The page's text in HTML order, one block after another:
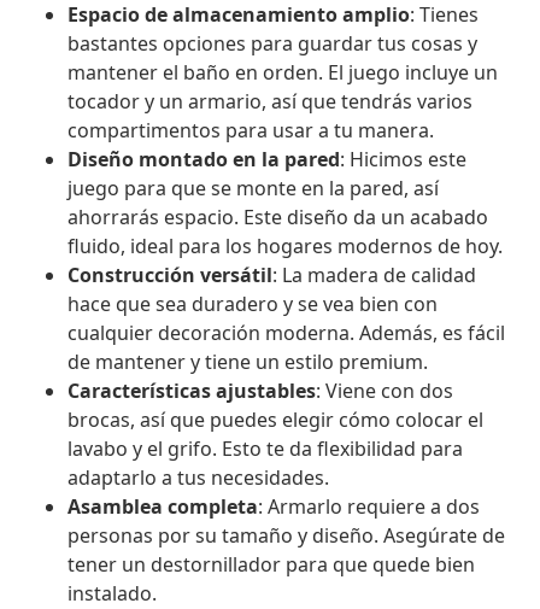
Espacio de almacenamiento amplio: Tienes
bastantes opciones para guardar tus cosas y
mantener el baño en orden. El juego incluye un
tocador y un armario, así que tendrás varios
compartimentos para usar a tu manera.
Diseño montado en la pared: Hicimos este
juego para que se monte en la pared, así
ahorrarás espacio. Este diseño da un acabado
fluido, ideal para los hogares modernos de hoy.
Construcción versátil: La madera de calidad
hace que sea duradero y se vea bien con
cualquier decoración moderna. Además, es fácil
de mantener y tiene un estilo premium.
Características ajustables: Viene con dos
brocas, así que puedes elegir cómo colocar el
lavabo y el grifo. Esto te da flexibilidad para
adaptarlo a tus necesidades.
Asamblea completa: Armarlo requiere a dos
personas por su tamaño y diseño. Asegúrate de
tener un destornillador para que quede bien
instalado.